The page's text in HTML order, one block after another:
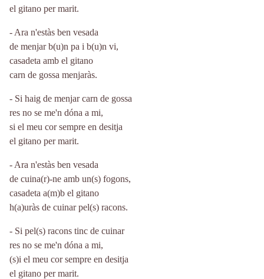
el gitano per marit.
- Ara n'estàs ben vesada
de menjar b(u)n pa i b(u)n vi,
casadeta amb el gitano
carn de gossa menjaràs.
- Si haig de menjar carn de gossa
res no se me'n dóna a mi,
si el meu cor sempre en desitja
el gitano per marit.
- Ara n'estàs ben vesada
de cuina(r)-ne amb un(s) fogons,
casadeta a(m)b el gitano
h(a)uràs de cuinar pel(s) racons.
- Si pel(s) racons tinc de cuinar
res no se me'n dóna a mi,
(s)i el meu cor sempre en desitja
el gitano per marit.